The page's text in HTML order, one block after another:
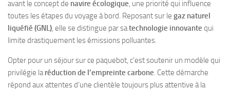
avant le concept de navire écologique, une priorité qui influence
toutes les étapes du voyage à bord. Reposant sur le gaz naturel
liquéfié (GNL), elle se distingue par satechnologie innovante qui
limite drastiquement les émissions polluantes.
Opter pour un séjour sur ce paquebot, c’est soutenir un modèle qui
privilégie laréduction de l’empreinte carbone. Cette démarche
répond aux attentes d’une clientèle toujours plus attentive à la